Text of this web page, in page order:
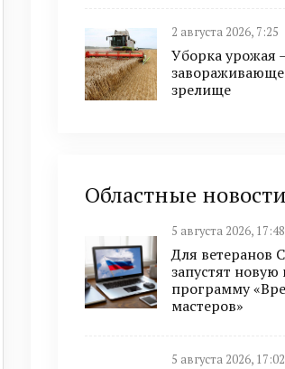
2 августа 2026, 7:25
Уборка урожая
зрелище
Областные новости
5 августа 2026, 17:48
Для ветеранов
запустят
программу
мастеров»
5 августа 2026, 17:02